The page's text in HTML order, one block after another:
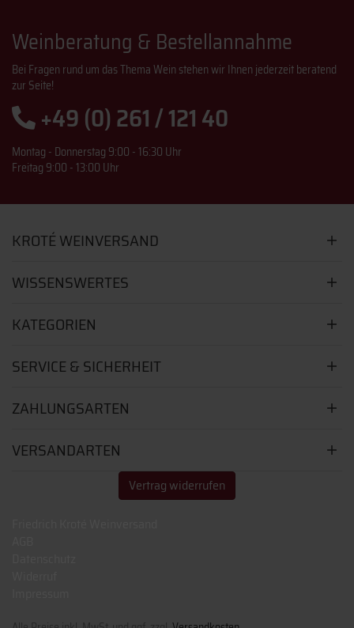
Weinberatung & Bestellannahme
Bei Fragen rund um das Thema Wein stehen wir Ihnen jederzeit beratend
zur Seite!
+49 (0) 261 / 121 40
Montag - Donnerstag 9:00 - 16:30 Uhr
Freitag 9:00 - 13:00 Uhr
KROTÉ WEINVERSAND
WISSENSWERTES
KATEGORIEN
SERVICE & SICHERHEIT
ZAHLUNGSARTEN
VERSANDARTEN
Vertrag widerrufen